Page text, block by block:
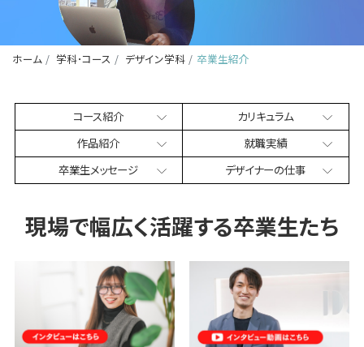
ホーム 学科･コース デザイン学科 卒業生紹介
コース紹介
カリキュラム
作品紹介
就職実績
卒業生メッセージ デザイナーの仕事
現場で幅広く活躍する卒業生たち